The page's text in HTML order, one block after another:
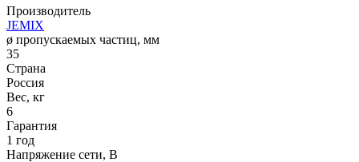
Производитель
JEMIX
ø пропускаемых частиц, мм
35
Страна
Россия
Вес, кг
6
Гарантия
1 год
Напряжение сети, В